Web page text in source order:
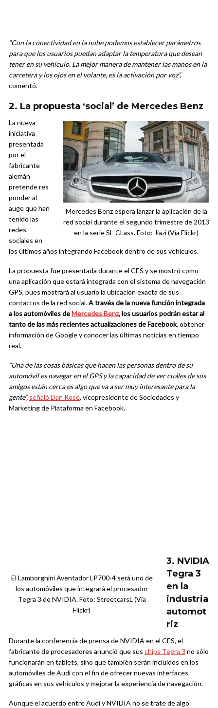
“Con la conectividad en la nube podemos establecer parámetros
para que los usuarios puedan adaptar la temperatura que desean
tener en su vehículo. La mejor manera de mantener las manos en la
carretera y los ojos en el volante, es la activación por voz”,
comentó.
2. La propuesta ‘social’ de Mercedes Benz
Mercedes Benz espera lanzar la aplicación de la
red social durante el segundo trimestre de 2013
en la serie SL-CLass. Foto: Jiazi (Vía Flickr)
La nueva
iniciativa
presentada
por el
fabricante
alemán
pretende res
ponder al
auge que han
tenido las
redes
sociales en
los últimos años integrando Facebook dentro de sus vehículos.
La propuesta fue presentada durante el CES y se mostró como
una aplicación que estará integrada con el sistema de navegación
GPS, pues mostrará al usuario la ubicación exacta de sus
contactos de la red social.A través de la nueva función integrada
a los automóviles deMercedes Benz, los usuarios podrán estar al
tanto de las más recientes actualizaciones de Facebook, obtener
información de Google y conocer las últimas noticias en tiempo
real.
“Una de las cosas básicas que hacen las personas dentro de su
automóvil es navegar en el GPS y la capacidad de ver cuáles de sus
amigos están cerca es algo que va a ser muy interesante para la
gente”, señaló Dan Rose, vicepresidente de Sociedades y
Marketing de Plataforma en Facebook.
El Lamborghini Aventador LP700-4 será uno de
los automóviles que integrará el procesador
Tegra 3 de NVIDIA. Foto: StreetcarsL (Vía
Flickr)
3. NVIDIA
Tegra 3
en la
industria
automot
riz
Durante la conferencia de prensa de NVIDIA en el CES, el
fabricante de procesadores anunció que sus chips Tegra 3 no sólo
funcionarán en tablets, sino que también serán incluidos en los
automóviles de Audi con el fin de ofrecer nuevas interfaces
gráficas en sus vehículos y mejorar la experiencia de navegación.
Aunque el acuerdo entre Audi y NVIDIA no se trate de algo